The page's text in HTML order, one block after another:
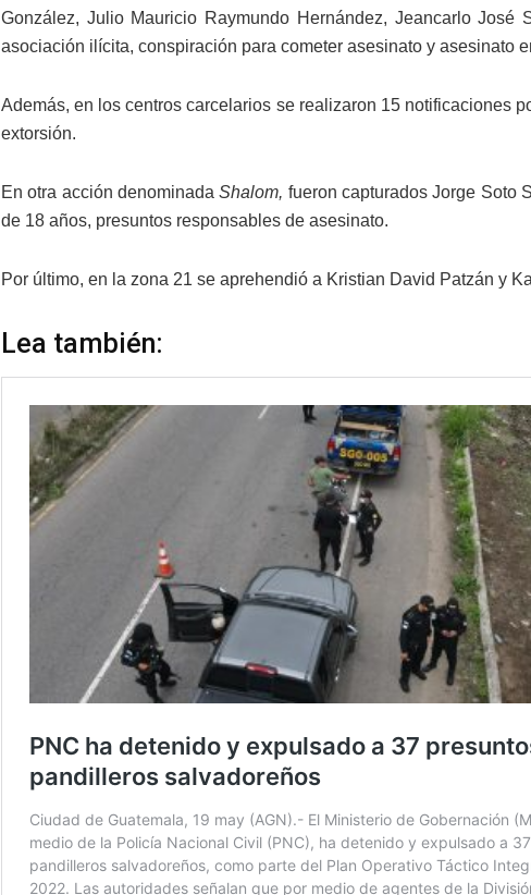
González, Julio Mauricio Raymundo Hernández, Jeancarlo
asociación ilícita, conspiración para cometer asesinato y asesinato
Además, en los centros carcelarios se realizaron 15 notificaciones
extorsión.
En otra acción denominadaShalom, fueron capturados Jorge Soto
de 18 años, presuntos responsables de asesinato.
Por último, en la zona 21 se aprehendió a Kristian David Patzán y
Lea también: